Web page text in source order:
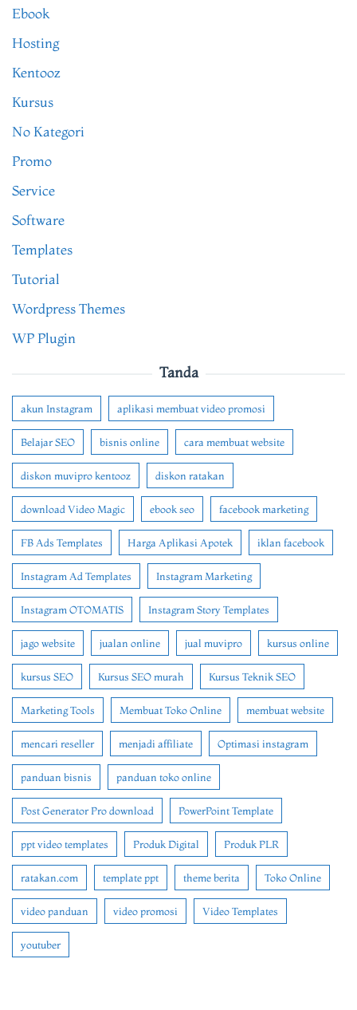
Ebook
Hosting
Kentooz
Kursus
No Kategori
Promo
Service
Software
Templates
Tutorial
Wordpress Themes
WP Plugin
Tanda
akun Instagram aplikasi membuat video promosi
Belajar SEO bisnis online cara membuat website
diskon muvipro kentooz diskon ratakan
download Video Magic ebook seo facebook marketing
FB Ads Templates Harga Aplikasi Apotek iklan facebook
Instagram Ad Templates Instagram Marketing
Instagram OTOMATIS Instagram Story Templates
jago website jualan online jual muvipro kursus online
kursus SEO Kursus SEO murah Kursus Teknik SEO
Marketing Tools Membuat Toko Online membuat website
mencari reseller menjadi affiliate Optimasi instagram
panduan bisnis panduan toko online
Post Generator Pro download PowerPoint Template
ppt video templates Produk Digital Produk PLR
ratakan.com template ppt theme berita Toko Online
video panduan video promosi Video Templates
youtuber